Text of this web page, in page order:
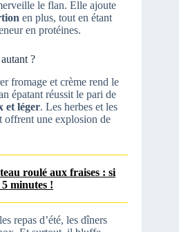
le flan. Elle ajoute
en plus, tout en étant
en protéines.
?
fromage et crème rend le
épatant réussit le pari de
et léger. Les herbes et les
offrent une explosion de
roulé aux fraises : si
minutes !
repas d’été, les dîners